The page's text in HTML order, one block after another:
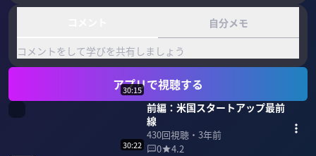
自分メモ
コメントをして学びを共有しましょう
アプリで視聴する
30:15
前編：米国スタートアップ最前
線
430回視聴・ 3年前
0
4.2
30:22